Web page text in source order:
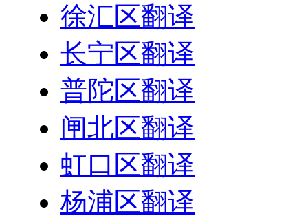
徐汇区翻译
长宁区翻译
普陀区翻译
闸北区翻译
虹口区翻译
杨浦区翻译